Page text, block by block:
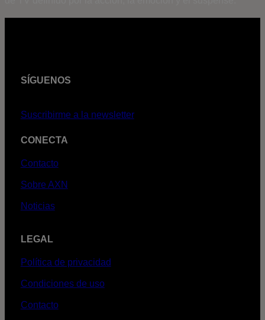
SÍGUENOS
Suscribirme a la newsletter
CONECTA
Contacto
Sobre AXN
Noticias
LEGAL
Política de privacidad
Condiciones de uso
Contacto